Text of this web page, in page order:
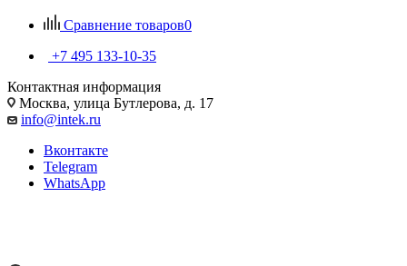
Сравнение товаров0
+7 495 133-10-35
Контактная информация
Москва, улица Бутлерова, д. 17
info@intek.ru
Вконтакте
Telegram
WhatsApp